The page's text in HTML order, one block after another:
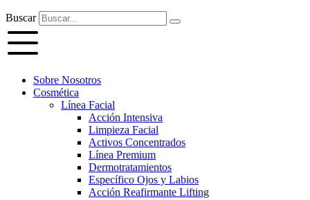
Buscar
Sobre Nosotros
Cosmética
Línea Facial
Acción Intensiva
Limpieza Facial
Activos Concentrados
Línea Premium
Dermotratamientos
Específico Ojos y Labios
Acción Reafirmante Lifting